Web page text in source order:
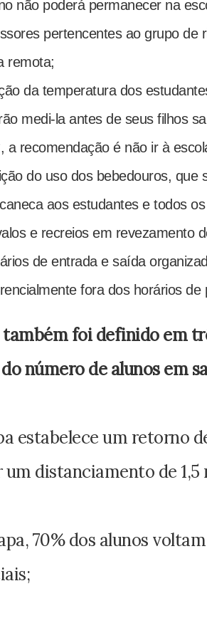
não poderá permanecer na
pertencentes ao grupo de
remota;
da temperatura dos
medi-la antes de seus filhos
a recomendação é não ir à
do uso dos bebedouros,
aos estudantes e todos
e recreios em revezamento
de entrada e saída
fora dos horários de
também foi definido em
número de alunos em
estabelece um retorno
distanciamento de 1,5
70% dos alunos